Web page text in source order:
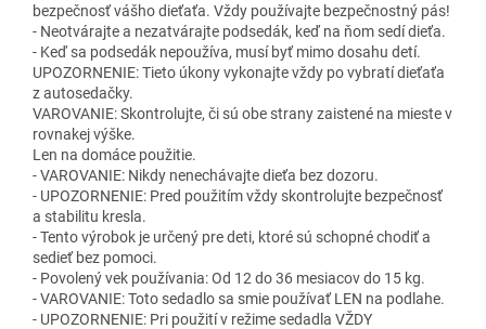
bezpečnosť vášho dieťaťa. Vždy používajte bezpečnostný pás!
- Neotvárajte a nezatvárajte podsedák, keď na ňom sedí dieťa.
- Keď sa podsedák nepoužíva, musí byť mimo dosahu detí.
UPOZORNENIE: Tieto úkony vykonajte vždy po vybratí dieťaťa
z autosedačky.
VAROVANIE: Skontrolujte, či sú obe strany zaistené na mieste v
rovnakej výške.
Len na domáce použitie.
- VAROVANIE: Nikdy nenechávajte dieťa bez dozoru.
- UPOZORNENIE: Pred použitím vždy skontrolujte bezpečnosť
a stabilitu kresla.
- Tento výrobok je určený pre deti, ktoré sú schopné chodiť a
sedieť bez pomoci.
- Povolený vek používania: Od 12 do 36 mesiacov do 15 kg.
- VAROVANIE: Toto sedadlo sa smie používať LEN na podlahe.
- UPOZORNENIE: Pri použití v režime sedadla VŽDY